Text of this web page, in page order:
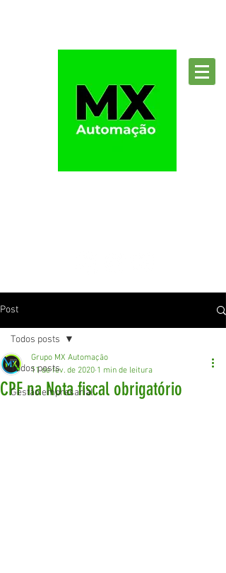
Post
Todos posts
Gestão empresarial
Todos posts
CPF na Nota fiscal obrigatório
Grupo MX Automação
11 de fev. de 2020 1 min de leitura